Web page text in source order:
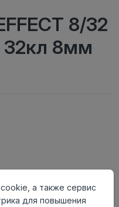
8/32
32кл 8мм
а также сервис
для повышения